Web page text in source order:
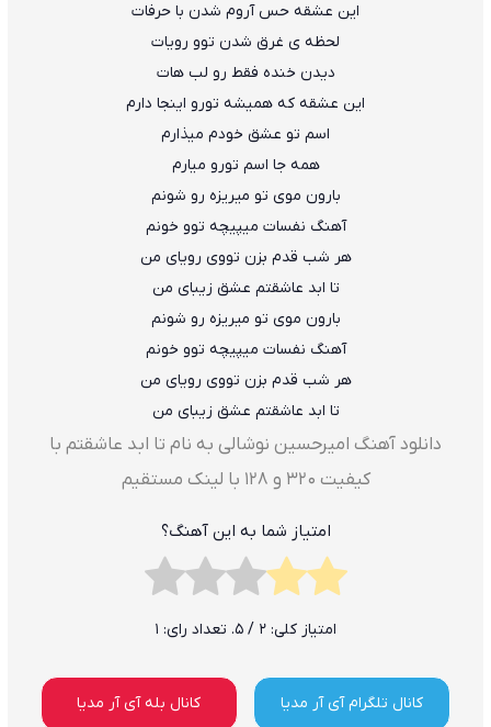
این عشقه حس آروم شدن با حرفات
لحظه ی غرق شدن توو رویات
دیدن خنده فقط رو لب هات
این عشقه که همیشه تورو اینجا دارم
اسم تو عشق خودم میذارم
همه جا اسم تورو میارم
بارون موی تو میریزه رو شونم
آهنگ نفسات میپیچه توو خونم
هر شب قدم بزن تووی رویای من
تا ابد عاشقتم عشق زیبای من
بارون موی تو میریزه رو شونم
آهنگ نفسات میپیچه توو خونم
هر شب قدم بزن تووی رویای من
تا ابد عاشقتم عشق زیبای من
دانلود آهنگ امیرحسین نوشالی به نام تا ابد عاشقتم با
کیفیت ۳۲۰ و ۱۲۸ با لینک مستقیم
امتیاز شما به این آهنگ؟
امتیاز کلی: 2 / 5. تعداد رای: 1
کانال تلگرام آی آر مدیا کانال بله آی آر مدیا